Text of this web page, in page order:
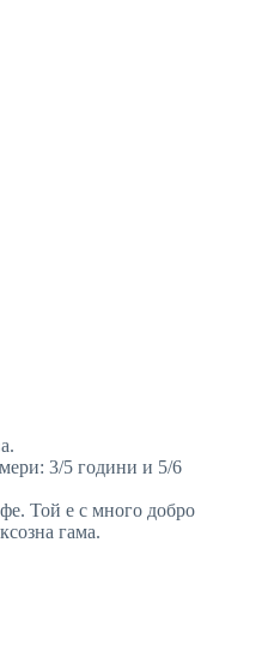
3/5 години и 5/6
Той е с много добро
гама.